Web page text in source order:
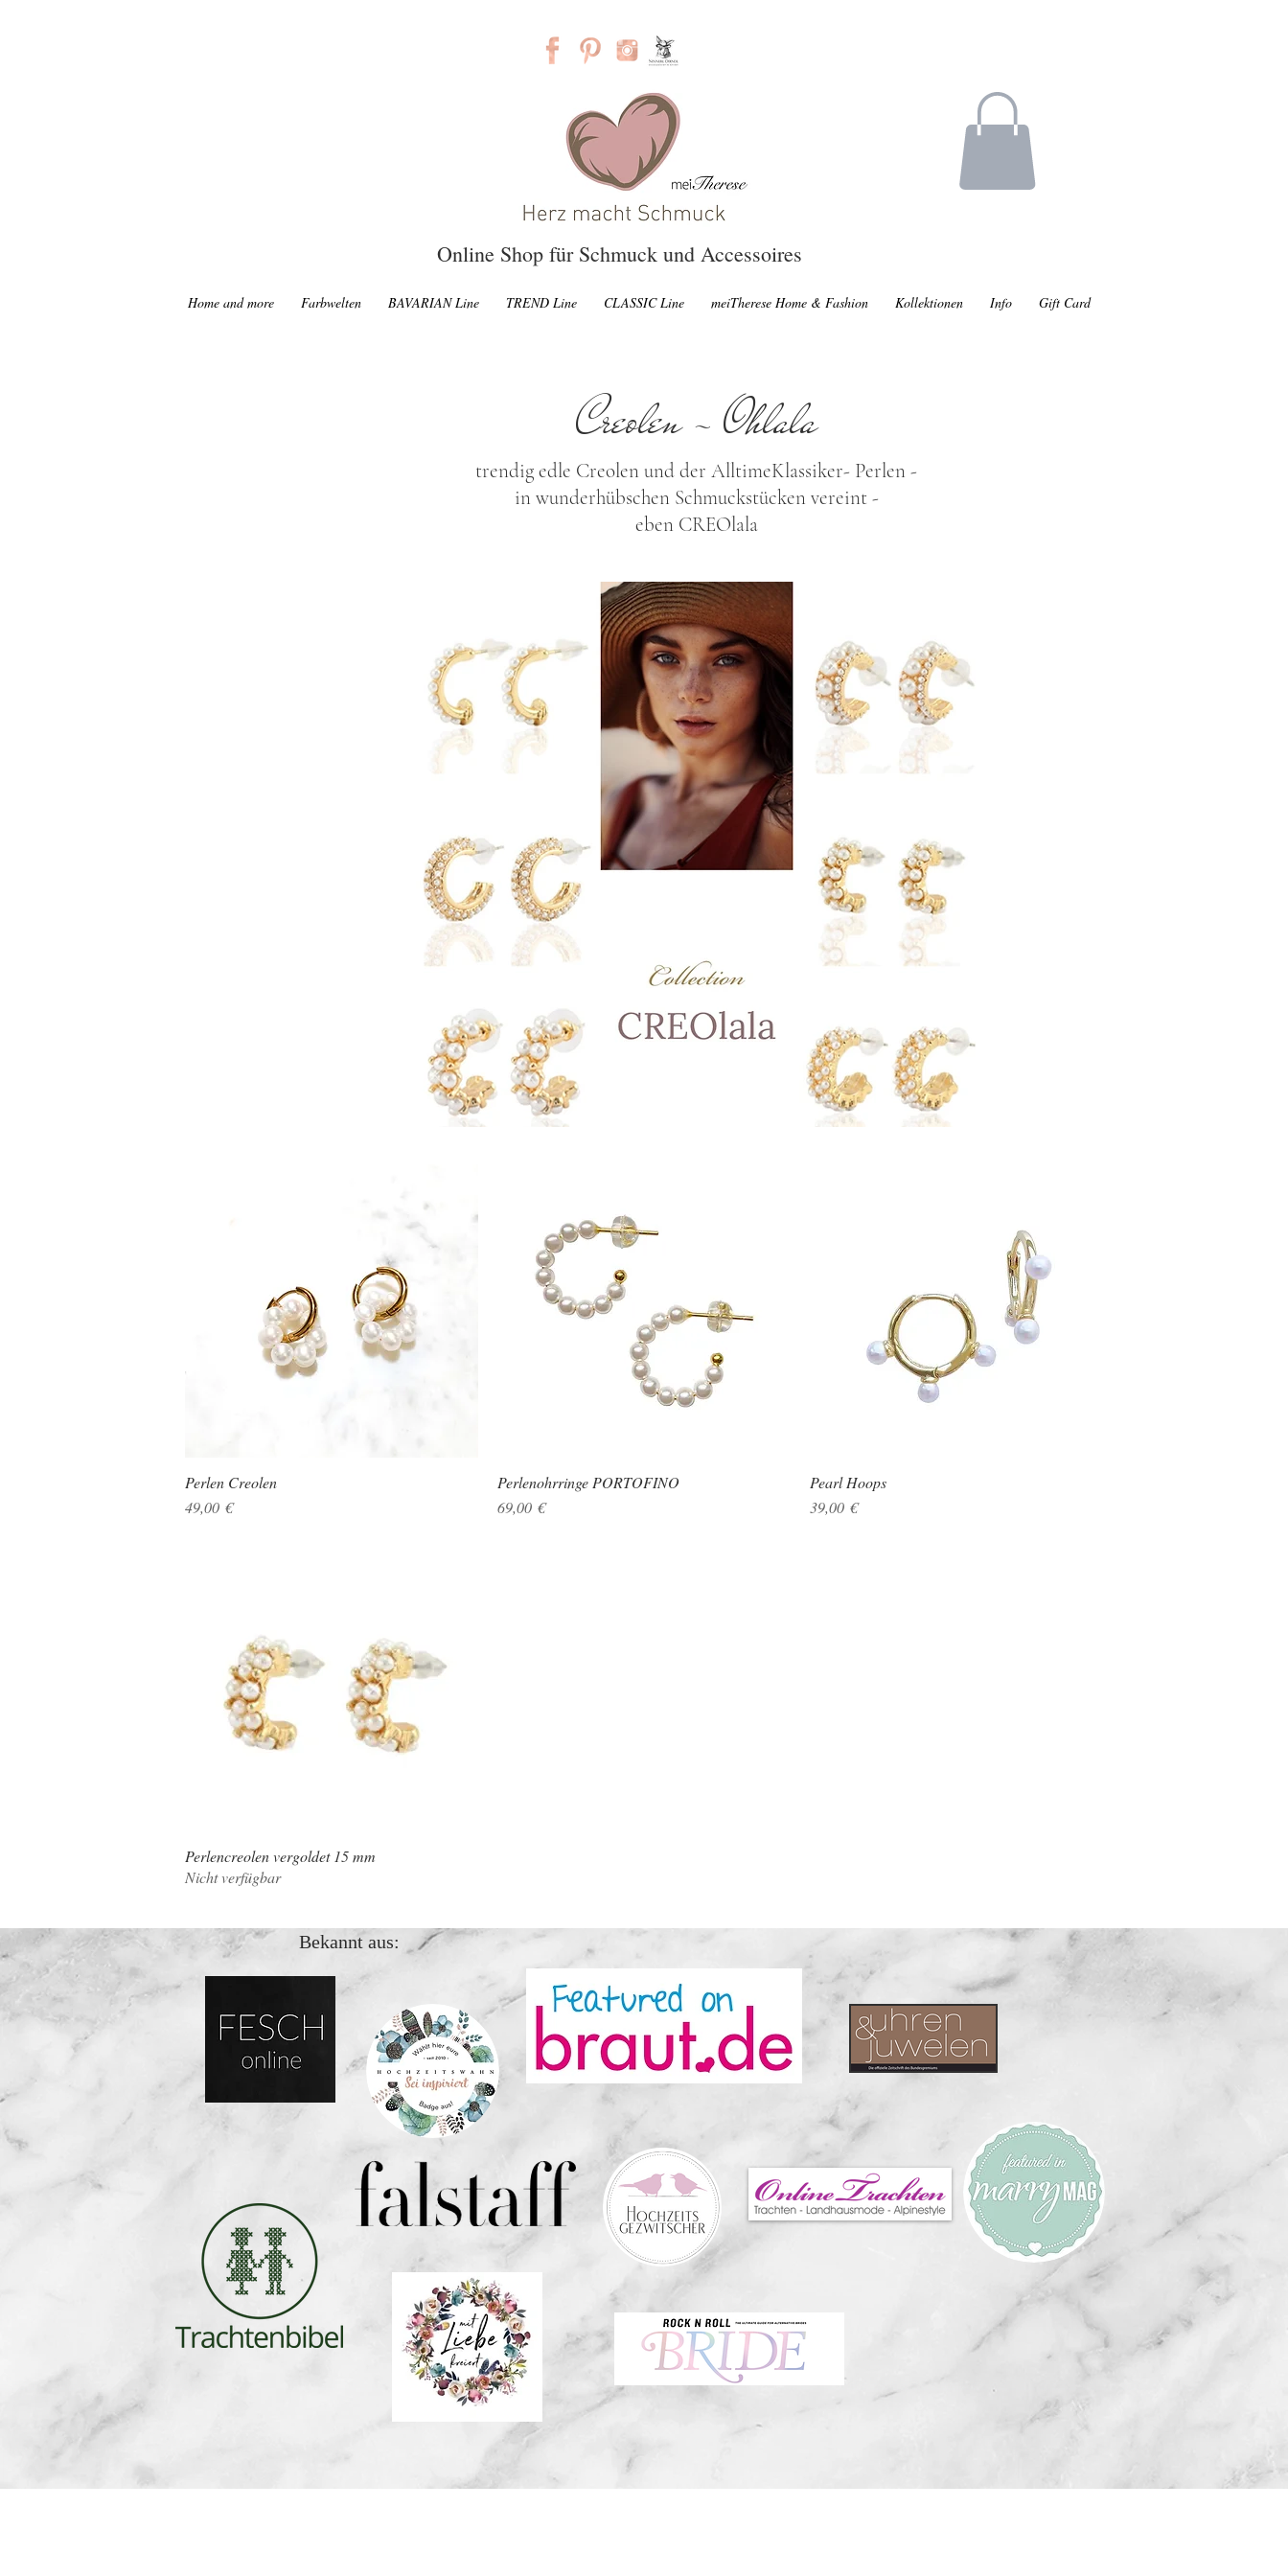
Online Shop für Schmuck und Accessoires
Home and more Farbwelten BAVARIAN Line TREND Line CLASSIC Line meiTherese Home & Fashion Kollektionen Info Gift Card
Creolen - Ohlala
trendig edle Creolen und der AlltimeKlassiker- Perlen -
in wunderhübschen Schmuckstücken vereint -
eben CREOlala
Perlen Creolen
Preis
49,00 €
Schnellansicht
Perlenohrringe PORTOFINO
Preis
69,00 €
Pearl Hoops
Preis
39,00 €
Schnellansicht
Perlencreolen vergoldet 15 mm
Nicht verfügbar
Bekannt aus: